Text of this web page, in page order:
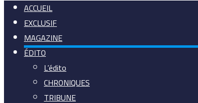
ACCUEIL
EXCLUSIF
MAGAZINE
ÉDITO
L’édito
CHRONIQUES
TRIBUNE